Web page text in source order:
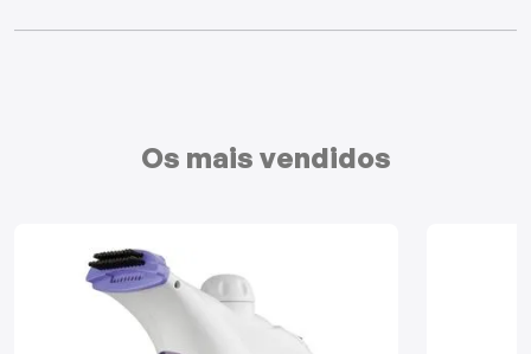
Os mais vendidos
Mixers
Panelas Elétricas